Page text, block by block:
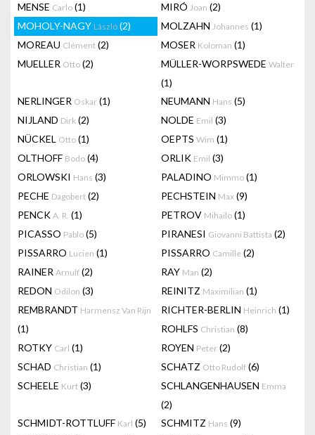
MENSE Carlo (1) MIRÓ Joan (2)
MOHOLY-NAGY László (2) MOLZAHN Johannes (1)
MOREAU Clément (2) MOSER Koloman (1)
MUELLER Otto (2) MÜLLER-WORPSWEDE Walter
(1)
NERLINGER Oskar (1) NEUMANN Hans (5)
NIJLAND Dirk (2) NOLDE Emil (3)
NÜCKEL Otto (1) OEPTS Wim (1)
OLTHOFF Bodo (4) ORLIK Emil (3)
ORLOWSKI Hans (3) PALADINO Mimmo (1)
PECHE Dagobert (2) PECHSTEIN Max (9)
PENCK A. R. (1) PETROV Mihailo (1)
PICASSO Pablo (5) PIRANESI Giovanni Battista (2)
PISSARRO Lucien (1) PISSARRO Camille (2)
RAINER Arnulf (2) RAY Man (2)
REDON Odilon (3) REINITZ Maximilian (1)
REMBRANDT Harmensz Van Rijn
(1)
RICHTER-BERLIN Heinrich (1)
ROHLFS Christian (8)
ROTKY Carl (1) ROYEN Peter (2)
SCHAD Christian (1) SCHATZ Otto Rudolf (6)
SCHEELE Kurt (3) SCHLANGENHAUSEN Emma
(2)
SCHMIDT-ROTTLUFF Karl (5) SCHMITZ Hans (9)